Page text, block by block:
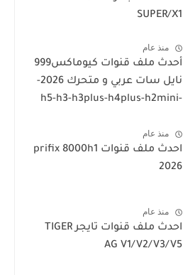
SUPER/X1
منذ عام
أحدث ملف قنوات كيوماكس999
نايل سات عربي و متحرك 2026-
h5-h3-h3plus-h4plus-h2mini-
sat20000
منذ عام
احدث ملف قنوات prifix 8000h1
2026
منذ عام
احدث ملف قنوات تايجر TIGER
AG V1/V2/V3/V5